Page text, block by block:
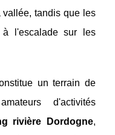
vallée, tandis que les
à l'escalade sur les
un terrain de
d'activités
rivière Dordogne,